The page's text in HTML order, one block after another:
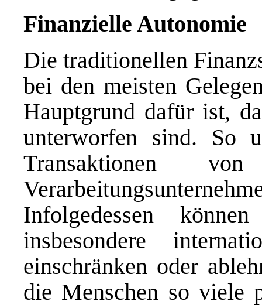
Finanzielle Autonomie
Die traditionellen
bei den meisten
Hauptgrund dafür ist,
unterworfen sind. So
Transaktionen
Infolgedessen
insbesondere
einschränken oder
die Menschen so viele